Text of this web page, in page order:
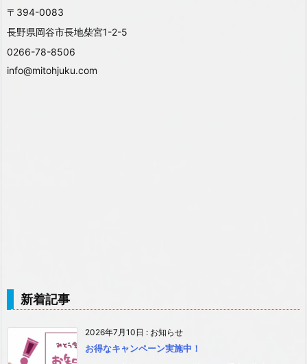
〒394-0083
長野県岡谷市長地柴宮1-2-5
0266-78-8506
info@mitohjuku.com
新着記事
2026年7月10日 : お知らせ
お得なキャンペーン実施中！